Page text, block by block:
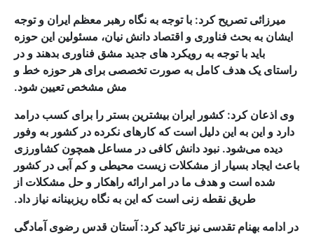
میرزائی تصریح کرد: با توجه به نگاه رهبر معظم ایران و توجه
ایشان به بحث فناوری و اقتصاد دانش نیان، مسئولین این حوزه
باید با توجه به رویکرد های جدید مشق فناوری بدهند و در
راستای یک هدف کامل به صورت تخصصی برای هر حوزه خط و
مش مشخص تعیین شود.
وی اذعان کرد: کشور ایران بیشترین بستر را برای کسب درامد
دارد و این به این دلیل است که کارهای نکرده در کشور به وفور
دیده می‌شود. نبود دانش کافی در مساعل همچون کشاورزی
باعث ایجاد بسیار از مشکلات زیست محیطی و کم آبی در کشور
شده است و هدف ما در امر ارائه راهکار و حل مشکلات از
طریق نقطه زنی است که این به نگاه ریزبینانه نیاز داد.
در ادامه بهنام تقدسی نیز تاکید کرد: آستان قدس رضوی آمادگی